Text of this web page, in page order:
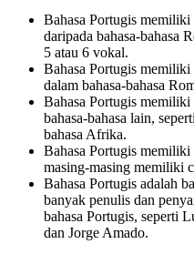
Bahasa Portugis
daripada bahasa-bahasa
5 atau 6 vokal.
Bahasa Portugis memiliki
dalam bahasa-bahasa
Bahasa Portugis memiliki
bahasa-bahasa lain,
bahasa Afrika.
Bahasa Portugis
masing-masing memiliki
Bahasa Portugis adalah
banyak penulis dan
bahasa Portugis, seperti
dan Jorge Amado.